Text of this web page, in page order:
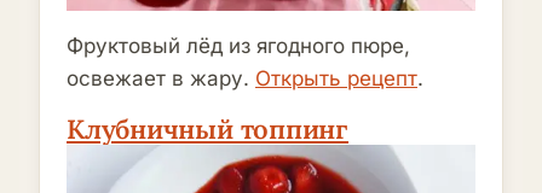
Фруктовый лёд из ягодного пюре,
освежает в жару. Открыть рецепт.
Клубничный топпинг